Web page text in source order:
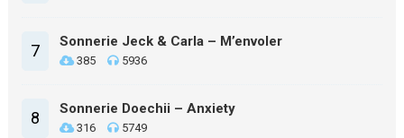
7 Sonnerie Jeck & Carla – M’envoler
385 5936
8 Sonnerie Doechii – Anxiety
316 5749